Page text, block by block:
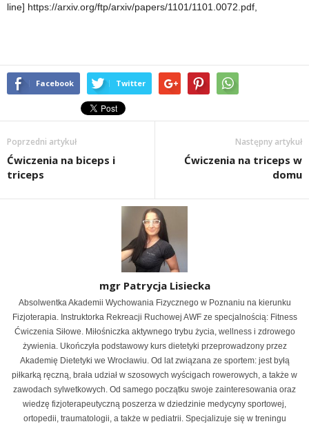
line] https://arxiv.org/ftp/arxiv/papers/1101/1101.0072.pdf,
Facebook Twitter
Poprzedni artykuł
Ćwiczenia na biceps i
triceps
Następny artykuł
Ćwiczenia na triceps w
domu
mgr Patrycja Lisiecka
Absolwentka Akademii Wychowania Fizycznego w Poznaniu na kierunku
Fizjoterapia. Instruktorka Rekreacji Ruchowej AWF ze specjalnością: Fitness
Ćwiczenia Siłowe. Miłośniczka aktywnego trybu życia, wellness i zdrowego
żywienia. Ukończyła podstawowy kurs dietetyki przeprowadzony przez
Akademię Dietetyki we Wrocławiu. Od lat związana ze sportem: jest byłą
piłkarką ręczną, brała udział w szosowych wyścigach rowerowych, a także w
zawodach sylwetkowych. Od samego początku swoje zainteresowania oraz
wiedzę fizjoterapeutyczną poszerza w dziedzinie medycyny sportowej,
ortopedii, traumatologii, a także w pediatrii. Specjalizuje się w treningu